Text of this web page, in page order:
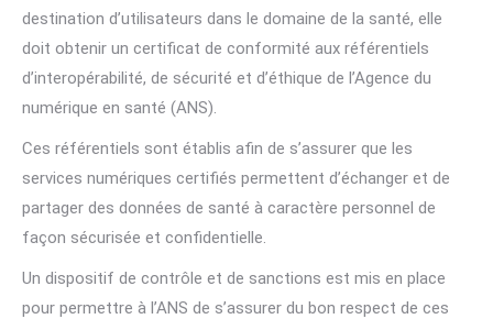
destination d’utilisateurs dans le domaine de la santé, elle
doit obtenir un certificat de conformité aux référentiels
d’interopérabilité, de sécurité et d’éthique de l’Agence du
numérique en santé (ANS).
Ces référentiels sont établis afin de s’assurer que les
services numériques certifiés permettent d’échanger et de
partager des données de santé à caractère personnel de
façon sécurisée et confidentielle.
Un dispositif de contrôle et de sanctions est mis en place
pour permettre à l’ANS de s’assurer du bon respect de ces